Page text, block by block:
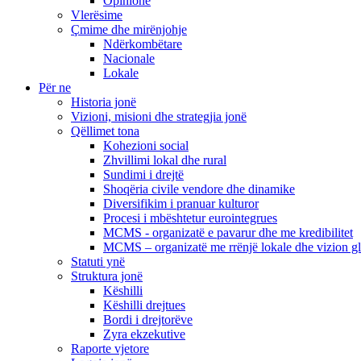
Vlerësime
Çmime dhe mirënjohje
Ndërkombëtare
Nacionale
Lokale
Për ne
Historia jonë
Vizioni, misioni dhe strategjia jonë
Qëllimet tona
Kohezioni social
Zhvillimi lokal dhe rural
Sundimi i drejtë
Shoqëria civile vendore dhe dinamike
Diversifikim i pranuar kulturor
Procesi i mbështetur eurointegrues
MCMS - organizatë e pavarur dhe me kredibilitet
MCMS – organizatë me rrënjë lokale dhe vizion
Statuti ynë
Struktura jonë
Këshilli
Këshilli drejtues
Bordi i drejtorëve
Zyra ekzekutive
Raporte vjetore